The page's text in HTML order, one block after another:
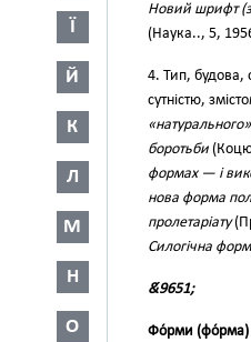
Ї
Й
К
Л
М
Н
О
Новий шрифт (з
(Наука.., 5,
4. Тип, будова,
сутністю,
боротьби
формах — і
нова форма
пролетаріату
Силогічна
&́9651;
Фо́рми (фо́рма)